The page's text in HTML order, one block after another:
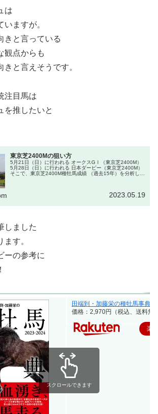
は
ますが。
きと言っている
観点からも
きと言えそうです。
注目馬は
を推したいと
東京芝2400Mの狙い方
5月21日（日）に行われる オークスGⅠ（東京芝2400M）
5月28日（日）に行われる 日本ダービー（東京芝2400M）
そこで、東京芝2400M種牡馬成績 （過去15年）を分析し、
2023.05.19
しました
す。
ーの参考に
田端到・加藤栄の種牡馬事典
価格：2,970円（税込、送料無
楽
スクロールできます